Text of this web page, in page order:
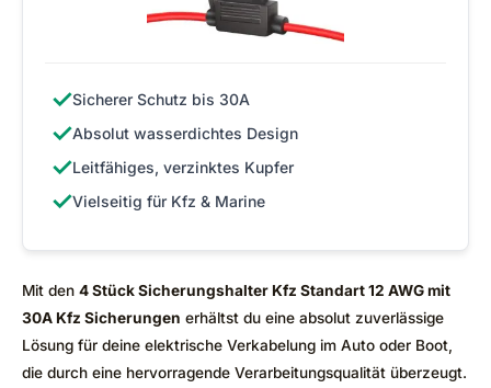
✓Sicherer Schutz bis 30A
✓Absolut wasserdichtes Design
✓Leitfähiges, verzinktes Kupfer
✓Vielseitig für Kfz & Marine
Mit den 4 Stück Sicherungshalter Kfz Standart 12 AWG mit
30A Kfz Sicherungen erhältst du eine absolut zuverlässige
Lösung für deine elektrische Verkabelung im Auto oder Boot,
die durch eine hervorragende Verarbeitungsqualität überzeugt.